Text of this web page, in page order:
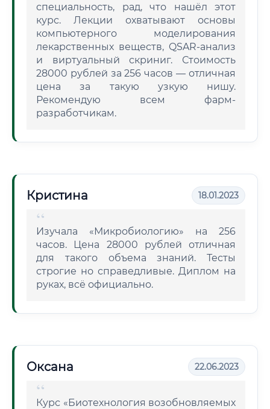
специальность, рад, что нашёл этот
курс. Лекции охватывают основы
компьютерного моделирования
лекарственных веществ, QSAR-анализ
и виртуальный скриниг. Стоимость
28000 рублей за 256 часов — отличная
цена за такую узкую нишу.
Рекомендую всем фарм-
разработчикам.
Кристина 18.01.2023
Изучала «Микробиологию» на 256
часов. Цена 28000 рублей отличная
для такого объема знаний. Тесты
строгие но справедливые. Диплом на
руках, всё официально.
Оксана 22.06.2023
Курс «Биотехнология возобновляемых